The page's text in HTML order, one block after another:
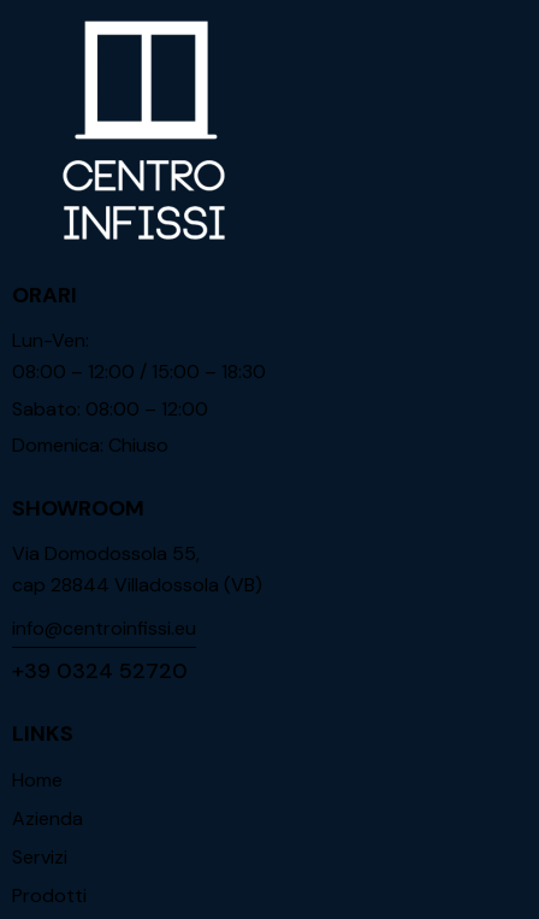
ORARI
Lun-Ven:
08:00 – 12:00 / 15:00 – 18:30
Sabato: 08:00 – 12:00
Domenica: Chiuso
SHOWROOM
Via Domodossola 55,
cap 28844 Villadossola (VB)
info@centroinfissi.eu
+39 0324 52720
LINKS
Home
Azienda
Servizi
Prodotti